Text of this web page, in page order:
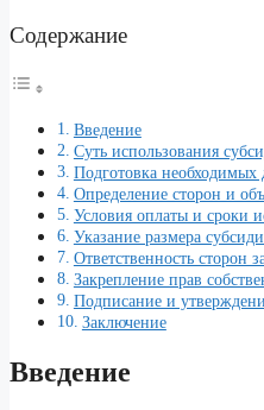
Содержание
Введение
Суть использования
Подготовка необходимых
Определение сторон и
Условия оплаты и сроки
Указание размера
Ответственность сторон
Закрепление прав
Подписание и
Заключение
Введение